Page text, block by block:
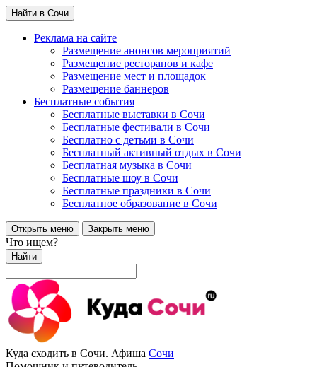
Найти в Сочи
Реклама на сайте
Размещение анонсов мероприятий
Размещение ресторанов и кафе
Размещение мест и площадок
Размещение баннеров
Бесплатные события
Бесплатные выставки в Сочи
Бесплатные фестивали в Сочи
Бесплатно с детьми в Сочи
Бесплатный активный отдых в Сочи
Бесплатная музыка в Сочи
Бесплатные шоу в Сочи
Бесплатные праздники в Сочи
Бесплатное образование в Сочи
Открыть меню Закрыть меню
Что ищем?
Найти
Куда сходить в Сочи. Афиша Сочи